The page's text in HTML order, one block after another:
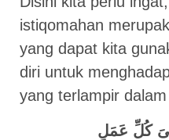
istiqomahan
yang dapat kita
diri untuk
yang terlampir
كُلِّ عَمَلٍ